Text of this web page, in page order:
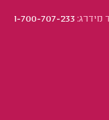
מידרג:1-700-707-233